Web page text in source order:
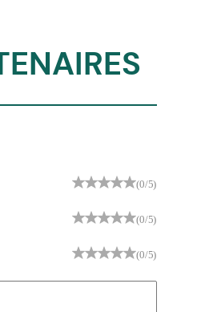
(0/5)
(0/5)
(0/5)